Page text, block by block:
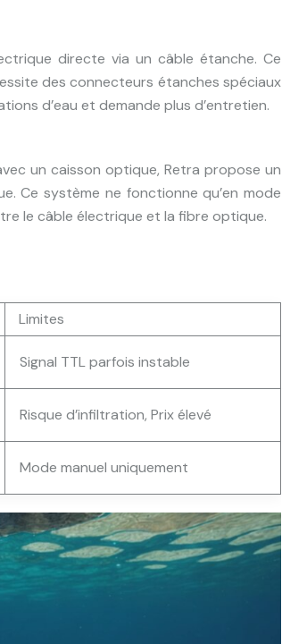
directe via un câble étanche. Ce
des connecteurs étanches spéciaux
d’eau et demande plus d’entretien.
un caisson optique, Retra propose un
Ce système ne fonctionne qu’en mode
le câble électrique et la fibre optique.
Limites
Signal TTL parfois instable
Risque d’infiltration, Prix élevé
Mode manuel uniquement